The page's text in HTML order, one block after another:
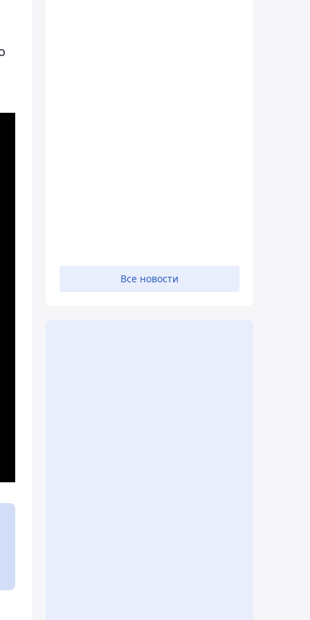
Все новости